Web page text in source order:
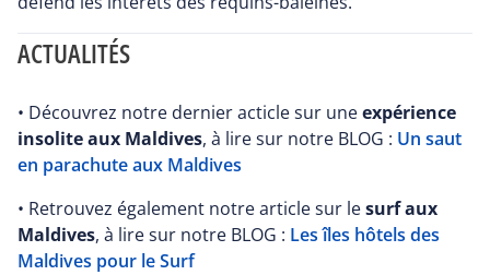
ACTUALITÉS
• Découvrez notre dernier acticle sur uneexpérience
insolite aux Maldives, à lire sur notre BLOG : Un saut
en parachute aux Maldives
• Retrouvez également notre article sur lesurf aux
Maldives, à lire sur notre BLOG : Les îles hôtels des
Maldives pour le Surf